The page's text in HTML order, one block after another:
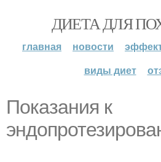
ДИЕТА ДЛЯ
главная новости
виды диет
Показания к